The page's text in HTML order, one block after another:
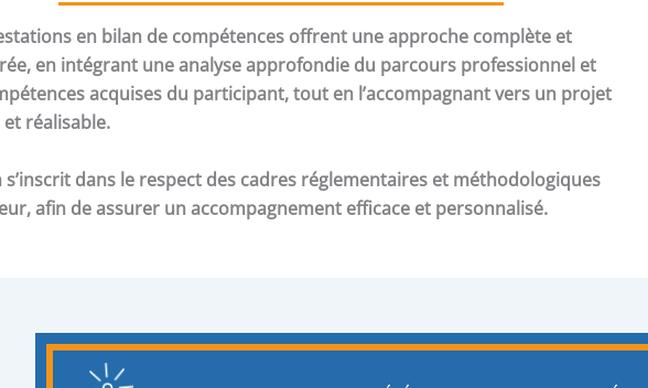
en bilan de compétences offrent une approche complète et
en intégrant une analyse approfondie du parcours professionnel et
acquises du participant, tout en l’accompagnant vers un projet
réalisable.
s’inscrit dans le respect des cadres réglementaires et méthodologiques
afin de assurer un accompagnement efficace et personnalisé.